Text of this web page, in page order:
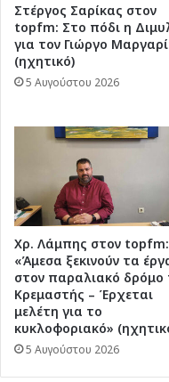
Στέργος Σαρίκας στον
topfm: Στο πόδι η
για τον Γιώργο
(ηχητικό)
5 Αυγούστου 2026
Χρ. Λάμπης στον topfm:
«Άμεσα ξεκινούν τα
στον παραλιακό δρόμο
Κρεμαστής – Έρχεται
μελέτη για το
κυκλοφοριακό»
5 Αυγούστου 2026